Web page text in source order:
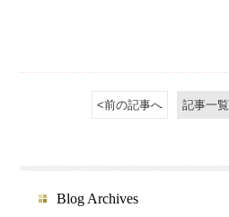
<前の記事へ 記事一覧
Blog Archives